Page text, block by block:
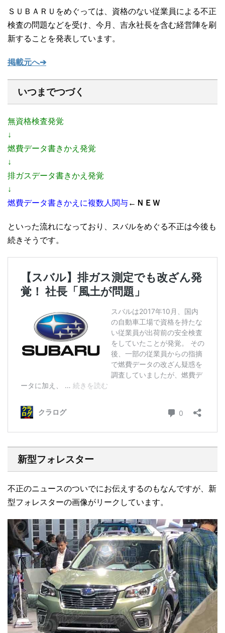
ＳＵＢＡＲＵをめぐっては、資格のない従業員による不正
検査の問題などを受け、今月、吉永社長を含む経営陣を刷
新することを発表しています。
掲載元へ➔
いつまでつづく
無資格検査発覚
↓
燃費データ書きかえ発覚
↓
排ガスデータ書きかえ発覚
↓
燃費データ書きかえに複数人関与←ＮＥＷ
といった流れになっており、スバルをめぐる不正は今後も
続きそうです。
新型フォレスター
不正のニュースのついでにお伝えするのもなんですが、新
型フォレスターの画像がリークしています。